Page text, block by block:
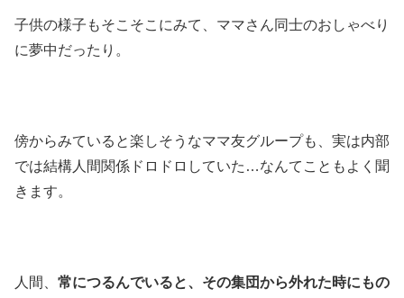
子供の様子もそこそこにみて、ママさん同士のおしゃべり
に夢中だったり。
傍からみていると楽しそうなママ友グループも、実は内部
では結構人間関係ドロドロしていた…なんてこともよく聞
きます。
人間、 常につるんでいると、その集団から外れた時にもの